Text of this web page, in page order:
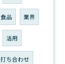
食品 業界
活用
打ち合わせ